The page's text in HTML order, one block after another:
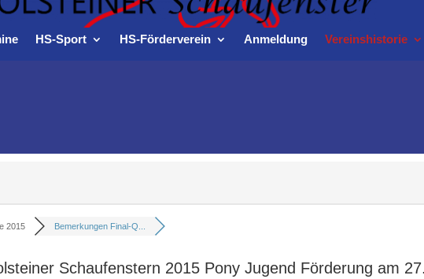
HS-Sport HS-Förderverein Anmeldung Vereinshistorie
2015 Bemerkungen Final-Q...
Schaufenstern 2015 Pony Jugend Förderung am